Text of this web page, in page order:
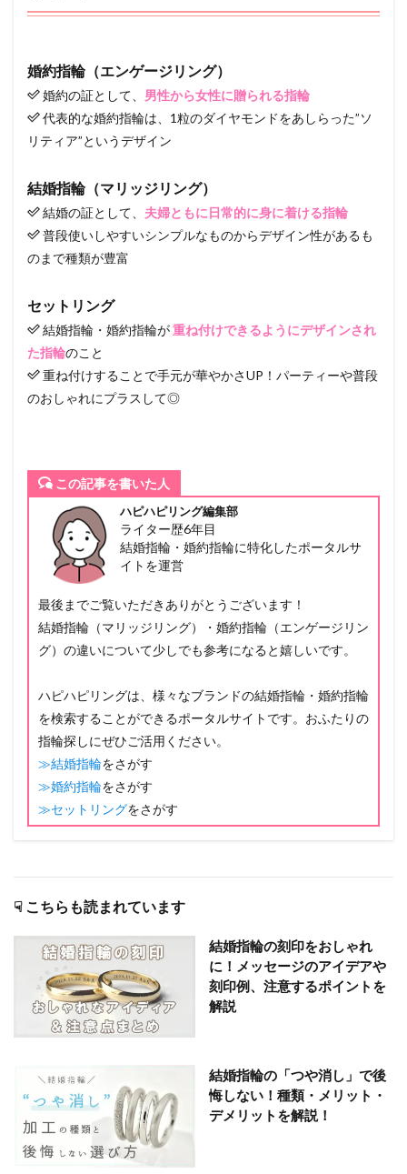
婚約指輪（エンゲージリング）
婚約の証として、 男性から女性に贈られる指輪
代表的な婚約指輪は、1粒のダイヤモンドをあしらった”ソ
リティア”というデザイン
結婚指輪（マリッジリング）
結婚の証として、 夫婦ともに日常的に身に着ける指輪
普段使いしやすいシンプルなものからデザイン性があるも
のまで種類が豊富
セットリング
結婚指輪・婚約指輪が重ね付けできるようにデザインされ
た指輪のこと
重ね付けすることで手元が華やかさUP！パーティーや普段
のおしゃれにプラスして◎
この記事を書いた人
ハピハピリング編集部
ライター歴6年目
結婚指輪・婚約指輪に特化したポータルサ
イトを運営
最後までご覧いただきありがとうございます！
結婚指輪（マリッジリング）・婚約指輪（エンゲージリン
グ）の違いについて少しでも参考になると嬉しいです。
ハピハピリングは、様々なブランドの結婚指輪・婚約指輪
を検索することができるポータルサイトです。おふたりの
指輪探しにぜひご活用ください。
≫結婚指輪をさがす
≫婚約指輪をさがす
≫セットリングをさがす
☟ こちらも読まれています
結婚指輪の刻印をおしゃれ
に！メッセージのアイデアや
刻印例、注意するポイントを
解説
結婚指輪の「つや消し」で後
悔しない！種類・メリット・
デメリットを解説！